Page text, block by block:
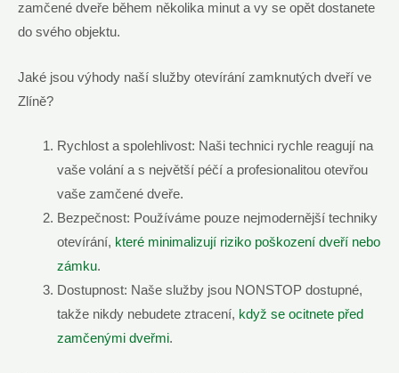
zamčené dveře během několika minut a vy se opět dostanete
do svého objektu.
Jaké jsou výhody naší služby otevírání zamknutých dveří ve
Zlíně?
Rychlost a spolehlivost: Naši technici rychle reagují na
vaše volání a s největší péčí a profesionalitou otevřou
vaše zamčené dveře.
Bezpečnost: Používáme pouze nejmodernější techniky
otevírání, které minimalizují riziko poškození dveří nebo
zámku.
Dostupnost: Naše služby jsou NONSTOP dostupné,
takže nikdy nebudete ztracení, když se ocitnete před
zamčenými dveřmi.